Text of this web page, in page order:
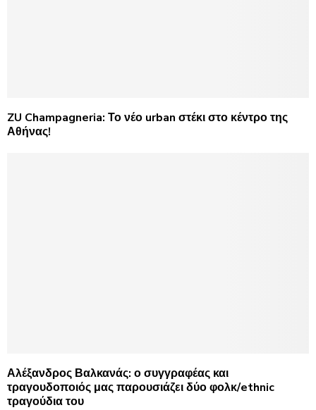
ZU Champagneria: Το νέο urban στέκι στο κέντρο της
Αθήνας!
Αλέξανδρος Βαλκανάς: ο συγγραφέας και
τραγουδοποιός μας παρουσιάζει δύο φολκ/ethnic
τραγούδια του